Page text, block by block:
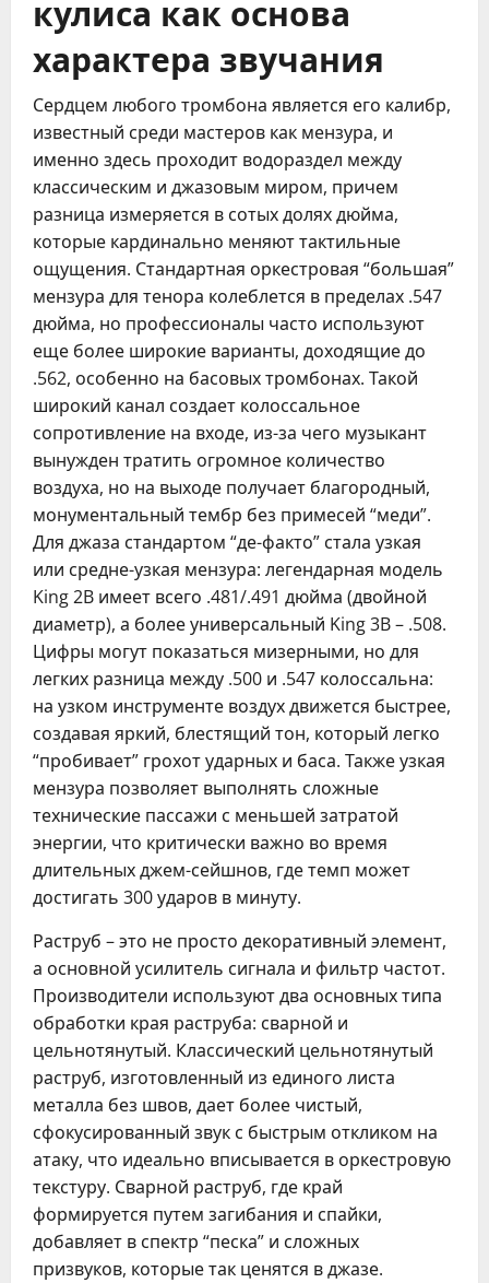
кулиса как основа
характера звучания
Сердцем любого тромбона является его калибр,
известный среди мастеров как мензура, и
именно здесь проходит водораздел между
классическим и джазовым миром, причем
разница измеряется в сотых долях дюйма,
которые кардинально меняют тактильные
ощущения. Стандартная оркестровая “большая”
мензура для тенора колеблется в пределах .547
дюйма, но профессионалы часто используют
еще более широкие варианты, доходящие до
.562, особенно на басовых тромбонах. Такой
широкий канал создает колоссальное
сопротивление на входе, из-за чего музыкант
вынужден тратить огромное количество
воздуха, но на выходе получает благородный,
монументальный тембр без примесей “меди”.
Для джаза стандартом “де-факто” стала узкая
или средне-узкая мензура: легендарная модель
King 2B имеет всего .481/.491 дюйма (двойной
диаметр), а более универсальный King 3B – .508.
Цифры могут показаться мизерными, но для
легких разница между .500 и .547 колоссальна:
на узком инструменте воздух движется быстрее,
создавая яркий, блестящий тон, который легко
“пробивает” грохот ударных и баса. Также узкая
мензура позволяет выполнять сложные
технические пассажи с меньшей затратой
энергии, что критически важно во время
длительных джем-сейшнов, где темп может
достигать 300 ударов в минуту.
Раструб – это не просто декоративный элемент,
а основной усилитель сигнала и фильтр частот.
Производители используют два основных типа
обработки края раструба: сварной и
цельнотянутый. Классический цельнотянутый
раструб, изготовленный из единого листа
металла без швов, дает более чистый,
сфокусированный звук с быстрым откликом на
атаку, что идеально вписывается в оркестровую
текстуру. Сварной раструб, где край
формируется путем загибания и спайки,
добавляет в спектр “песка” и сложных
призвуков, которые так ценятся в джазе.